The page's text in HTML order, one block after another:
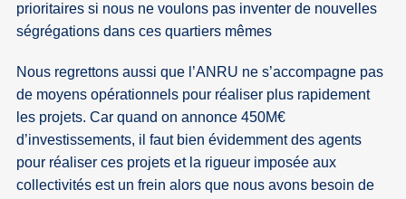
prioritaires si nous ne voulons pas inventer de nouvelles
ségrégations dans ces quartiers mêmes
Nous regrettons aussi que l’ANRU ne s’accompagne pas
de moyens opérationnels pour réaliser plus rapidement
les projets. Car quand on annonce 450M€
d’investissements, il faut bien évidemment des agents
pour réaliser ces projets et la rigueur imposée aux
collectivités est un frein alors que nous avons besoin de